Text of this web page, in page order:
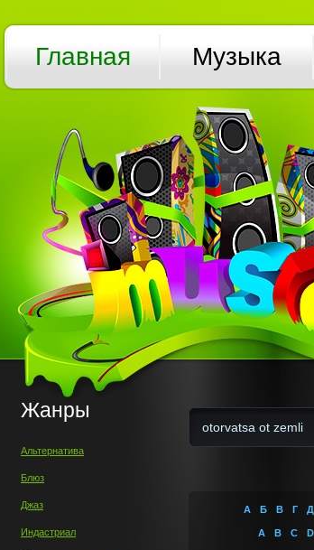
Главная Музыка
Жанры
Альтернатива
Блюз
Джаз
Индастриал
А Б В Г Д
A B C D